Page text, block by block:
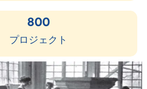
プロジェクト
800